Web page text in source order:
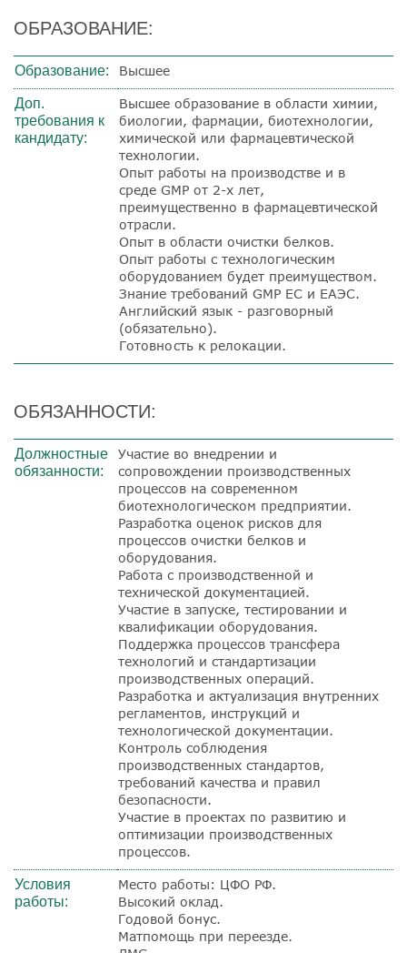
ОБРАЗОВАНИЕ:
Образование: Высшее
Доп.
требования к
кандидату:
Высшее образование в области химии,
биологии, фармации, биотехнологии,
химической или фармацевтической
технологии.
Опыт работы на производстве и в
среде GMP от 2-х лет,
преимущественно в фармацевтической
отрасли.
Опыт в области очистки белков.
Опыт работы с технологическим
оборудованием будет преимуществом.
Знание требований GMP ЕС и ЕАЭС.
Английский язык - разговорный
(обязательно).
Готовность к релокации.
ОБЯЗАННОСТИ:
Должностные
обязанности:
Участие во внедрении и
сопровождении производственных
процессов на современном
биотехнологическом предприятии.
Разработка оценок рисков для
процессов очистки белков и
оборудования.
Работа с производственной и
технической документацией.
Участие в запуске, тестировании и
квалификации оборудования.
Поддержка процессов трансфера
технологий и стандартизации
производственных операций.
Разработка и актуализация внутренних
регламентов, инструкций и
технологической документации.
Контроль соблюдения
производственных стандартов,
требований качества и правил
безопасности.
Участие в проектах по развитию и
оптимизации производственных
процессов.
Условия
работы:
Место работы: ЦФО РФ.
Высокий оклад.
Годовой бонус.
Матпомощь при переезде.